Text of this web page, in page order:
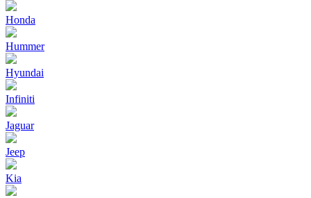
Honda
Hummer
Hyundai
Infiniti
Jaguar
Jeep
Kia